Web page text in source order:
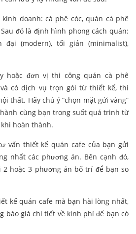
doanh: cà phê cóc, quán cà phê
đó là định hình phong cách quán:
đại (modern), tối giản (minimalist),
hoặc đơn vị thi công quán cà phê
có dịch vụ trọn gói từ thiết kế, thi
thất. Hãy chú ý “chọn mặt gửi vàng”
cùng bạn trong suốt quá trình từ
hoàn thành.
vấn thiết kế quán cafe của bạn gửi
nhất các phương án. Bên cạnh đó,
2 hoặc 3 phương án bố trí để bạn so
kế quán cafe mà bạn hài lòng nhất,
báo giá chi tiết về kinh phí để bạn có